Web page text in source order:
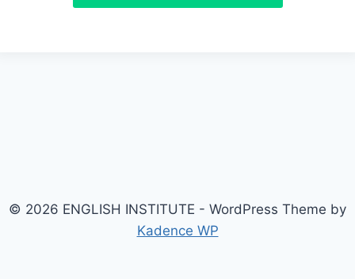
© 2026 ENGLISH INSTITUTE - WordPress Theme by
Kadence WP